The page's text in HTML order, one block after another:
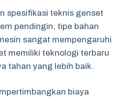
spesifikasi teknis genset
pendingin, tipe bahan
sangat mempengaruhi
memiliki teknologi terbaru
tahan yang lebih baik.
biaya